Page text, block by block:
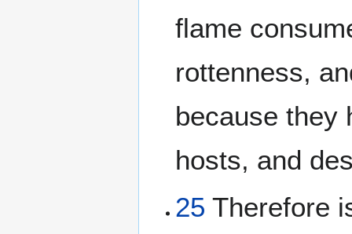
flame
rottenness,
because they
hosts, and
25 Therefore